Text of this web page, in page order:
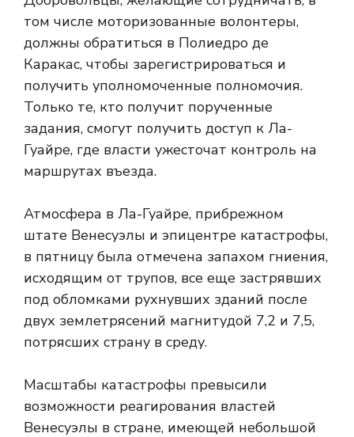
том числе моторизованные волонтеры,
должны обратиться в Полиедро де
Каракас, чтобы зарегистрироваться и
получить уполномоченные полномочия.
Только те, кто получит порученные
задания, смогут получить доступ к Ла-
Гуайре, где власти ужесточат контроль на
маршрутах въезда.
Атмосфера в Ла-Гуайре, прибрежном
штате Венесуэлы и эпицентре катастрофы,
в пятницу была отмечена запахом гниения,
исходящим от трупов, все еще застрявших
под обломками рухнувших зданий после
двух землетрясений магнитудой 7,2 и 7,5,
потрясших страну в среду.
Масштабы катастрофы превысили
возможности реагирования властей
Венесуэлы в стране, имеющей небольшой